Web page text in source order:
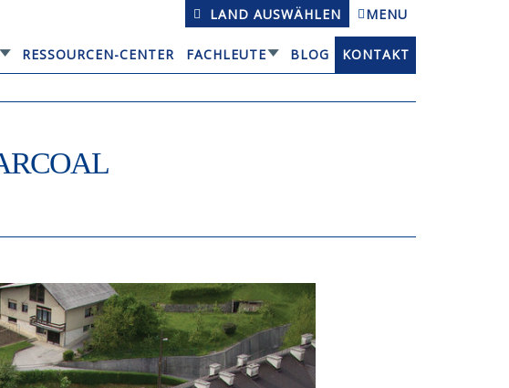
LAND AUSWÄHLEN MENU
RESSOURCEN-CENTER FACHLEUTE BLOG
KONTAKT